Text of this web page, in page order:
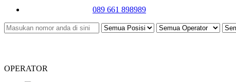
089 661 898989
OPERATOR